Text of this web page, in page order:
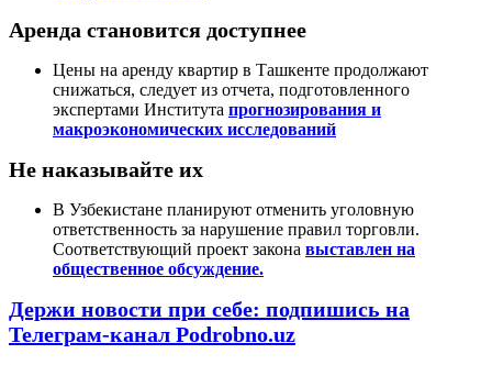
Аренда становится доступнее
Цены на аренду квартир в Ташкенте продолжают
снижаться, следует из отчета, подготовленного
экспертами Института прогнозирования и
макроэкономических исследований
Не наказывайте их
В Узбекистане планируют отменить уголовную
ответственность за нарушение правил торговли.
Соответствующий проект закона выставлен на
общественное обсуждение.
Держи новости при себе: подпишись на
Телеграм-канал Podrobno.uz